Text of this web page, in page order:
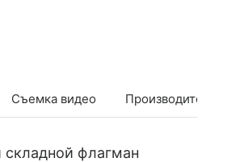
Съемка видео Производительность
складной флагман